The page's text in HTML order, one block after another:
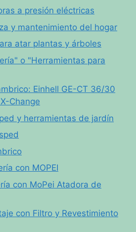
a presión eléctricas
y mantenimiento del hogar
atar plantas y árboles
o "Herramientas para
Einhell GE-CT 36/30
Change
y herramientas de jardín
con MOPEI
con MoPei Atadora de
con Filtro y Revestimiento